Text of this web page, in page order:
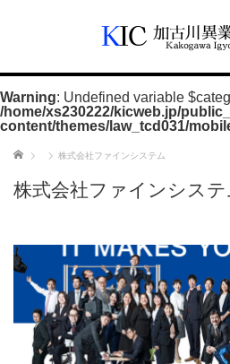
Warning: Undefined variable
/home/xs230222/kicweb.jp/
content/themes/law_tcd031/
ホーム 株式会社ファインシステム
株式会社ファインシステ